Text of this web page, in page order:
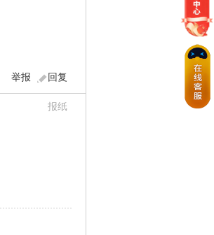
回复
举报
报纸